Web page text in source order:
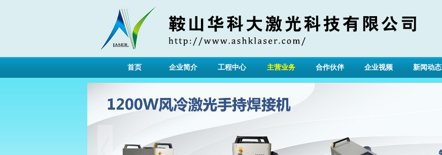
首页 企业简介 工程中心 主营业务 合作伙伴 企业视频 新闻动态